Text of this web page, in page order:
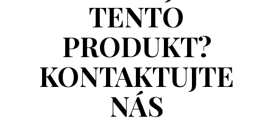
TENTO
PRODUKT?
KONTAKTUJTE
NÁS